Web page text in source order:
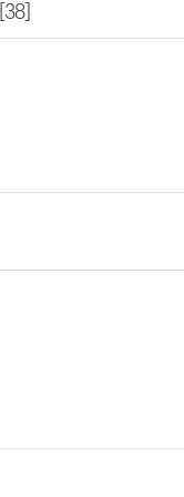
[38]